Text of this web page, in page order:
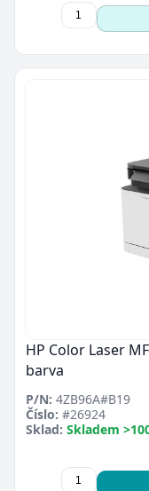
HP Color Laser
barva
P/N: 4ZB96A#B19
Číslo: #26924
Sklad: Skladem